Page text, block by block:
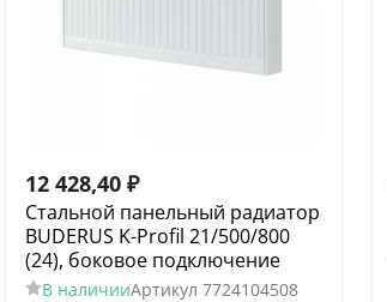
12 428,40 ₽
Стальной панельный радиатор
BUDERUS K-Profil 21/500/800
(24), боковое подключение
В наличииАртикул 7724104508